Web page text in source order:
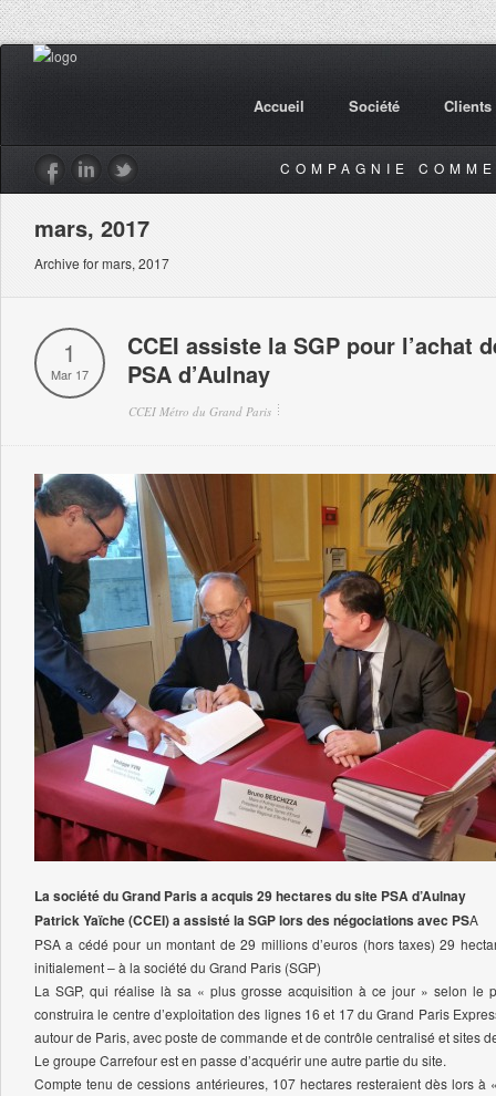
Accueil Société Clients
COMPAGNIE
mars, 2017
Archive for mars, 2017
1
Mar 17
CCEI assiste la SGP pour l’achat
PSA d’Aulnay
CCEI Métro du Grand Paris
La société du Grand Paris a acquis 29 hectares du site PSA d’Aulnay
Patrick Yaïche (CCEI) a assisté la SGP lors des négociations avec PSA
PSA a cédé pour un montant de 29 millions d’euros (hors taxes) 29
initialement – à la société du Grand Paris (SGP)
La SGP, qui réalise là sa « plus grosse acquisition à ce jour » selon le
construira le centre d’exploitation des lignes 16 et 17 du Grand Paris
autour de Paris, avec poste de commande et de contrôle centralisé et sites
Le groupe Carrefour est en passe d’acquérir une autre partie du site.
Compte tenu de cessions antérieures, 107 hectares resteraient dès lors à